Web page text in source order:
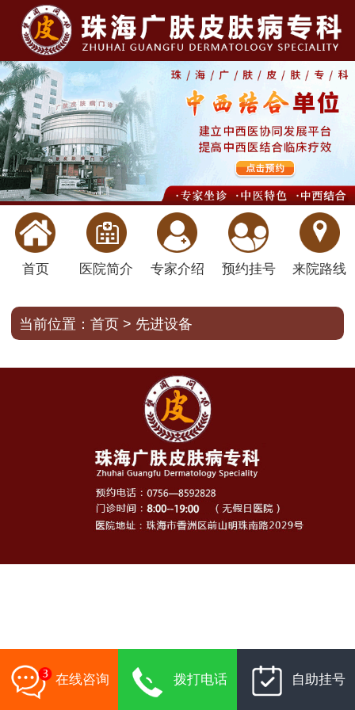
首页 医院简介 专家介绍 预约挂号 来院路线
当前位置： 首页 > 先进设备
在线咨询 拨打电话 自助挂号